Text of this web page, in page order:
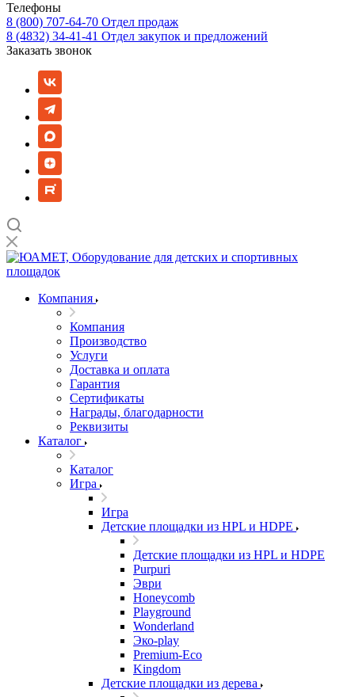
Телефоны
8 (800) 707-64-70 Отдел продаж
8 (4832) 34-41-41 Отдел закупок и предложений
Заказать звонок
Компания
Компания
Производство
Услуги
Доставка и оплата
Гарантия
Сертификаты
Награды, благодарности
Реквизиты
Каталог
Каталог
Игра
Игра
Детские площадки из HPL и HDPE
Детские площадки из HPL и HDPE
Purpuri
Эври
Honeycomb
Playground
Wonderland
Эко-play
Premium-Eco
Kingdom
Детские площадки из дерева